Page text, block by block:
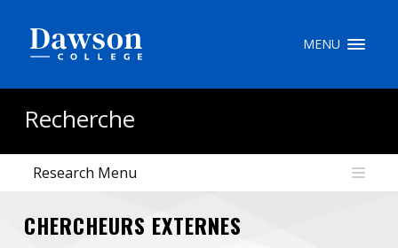
MENU
Recherche
Research Menu
CHERCHEURS EXTERNESportail My Dawson